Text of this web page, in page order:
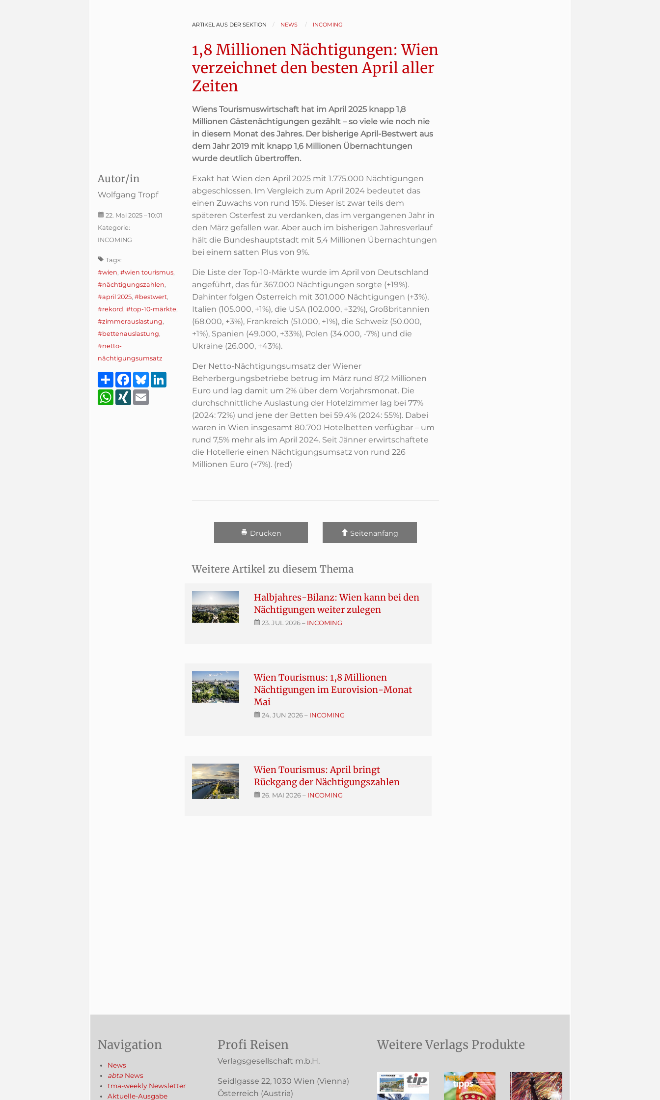
ARTIKEL AUS DER SEKTION NEWS INCOMING
1,8 Millionen Nächtigungen: Wien
verzeichnet den besten April aller
Zeiten
Wiens Tourismuswirtschaft hat im April 2025 knapp 1,8
Millionen Gästenächtigungen gezählt – so viele wie noch nie
in diesem Monat des Jahres. Der bisherige April-Bestwert aus
dem Jahr 2019 mit knapp 1,6 Millionen Übernachtungen
wurde deutlich übertroffen.
Autor/in
Wolfgang Tropf
22. Mai 2025 – 10:01
Kategorie:
INCOMING
Tags:
#wien, #wien tourismus,
#nächtigungszahlen,
#april 2025, #bestwert,
#rekord, #top-10-märkte,
#zimmerauslastung,
#bettenauslastung,
#netto-
nächtigungsumsatz
TeilenFacebook
BlueskyLinkedIn
WhatsApp
XING
Exakt hat Wien den April 2025 mit 1.775.000 Nächtigungen
abgeschlossen. Im Vergleich zum April 2024 bedeutet das
einen Zuwachs von rund 15%. Dieser ist zwar teils dem
späteren Osterfest zu verdanken, das im vergangenen Jahr in
den März gefallen war. Aber auch im bisherigen Jahresverlauf
hält die Bundeshauptstadt mit 5,4 Millionen Übernachtungen
bei einem satten Plus von 9%.
Die Liste der Top-10-Märkte wurde im April von Deutschland
angeführt, das für 367.000 Nächtigungen sorgte (+19%).
Dahinter folgen Österreich mit 301.000 Nächtigungen (+3%),
Italien (105.000, +1%), die USA (102.000, +32%), Großbritannien
(68.000, +3%), Frankreich (51.000, +1%), die Schweiz (50.000,
+1%), Spanien (49.000, +33%), Polen (34.000, -7%) und die
Ukraine (26.000, +43%).
Der Netto-Nächtigungsumsatz der Wiener
Beherbergungsbetriebe betrug im März rund 87,2 Millionen
Euro und lag damit um 2% über dem Vorjahrsmonat. Die
durchschnittliche Auslastung der Hotelzimmer lag bei 77%
(2024: 72%) und jene der Betten bei 59,4% (2024: 55%). Dabei
waren in Wien insgesamt 80.700 Hotelbetten verfügbar – um
rund 7,5% mehr als im April 2024. Seit Jänner erwirtschaftete
die Hotellerie einen Nächtigungsumsatz von rund 226
Millionen Euro (+7%). (red)
Drucken Seitenanfang
Weitere Artikel zu diesem Thema
Halbjahres-Bilanz: Wien kann bei den
Nächtigungen weiter zulegen
23. JUL 2026– INCOMING
Wien Tourismus: 1,8 Millionen
Nächtigungen im Eurovision-Monat
Mai
24. JUN 2026– INCOMING
Wien Tourismus: April bringt
Rückgang der Nächtigungszahlen
26. MAI 2026– INCOMING
Navigation
News
abta News
tma-weekly Newsletter
Aktuelle-Ausgabe
Profi Reisen
Verlagsgesellschaft m.b.H.
Seidlgasse 22, 1030 Wien (Vienna)
Österreich (Austria)
Weitere Verlags Produkte